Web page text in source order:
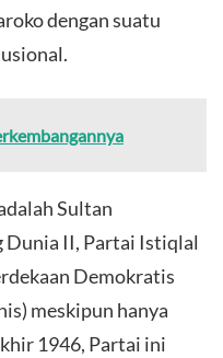
dengan suatu
Sultan
Dunia II, Partai Istiqlal
Demokratis
meskipun hanya
1946, Partai ini